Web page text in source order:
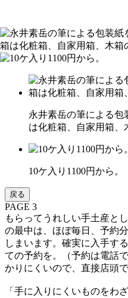
永井素岳の筆による包
は化粧箱、自家用箱、
10ケ入り1100円から。
戻る
PAGE 3
もらってうれしい手土産と
の最中は、ほぼ毎日、予約
しまいます。確実に入手す
ての予約を。（予約は電話
かりにくいので、直接店頭で
「手に入りにくいものをわ